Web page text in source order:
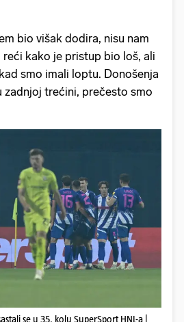
bio višak dodira, nisu nam
kako je pristup bio loš, ali
smo imali loptu. Donošenja
zadnjoj trećini, prečesto smo
se u 35. kolu SuperSport HNL-a |